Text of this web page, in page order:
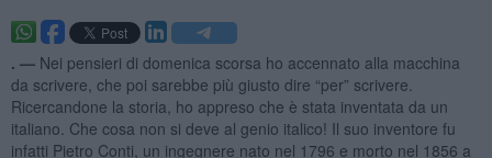
. — Nei pensieri di domenica scorsa ho accennato alla macchina
da scrivere, che poi sarebbe più giusto dire “per” scrivere.
Ricercandone la storia, ho appreso che è stata inventata da un
italiano. Che cosa non si deve al genio italico! Il suo inventore fu
infatti Pietro Conti, un ingegnere nato nel 1796 e morto nel 1856 a